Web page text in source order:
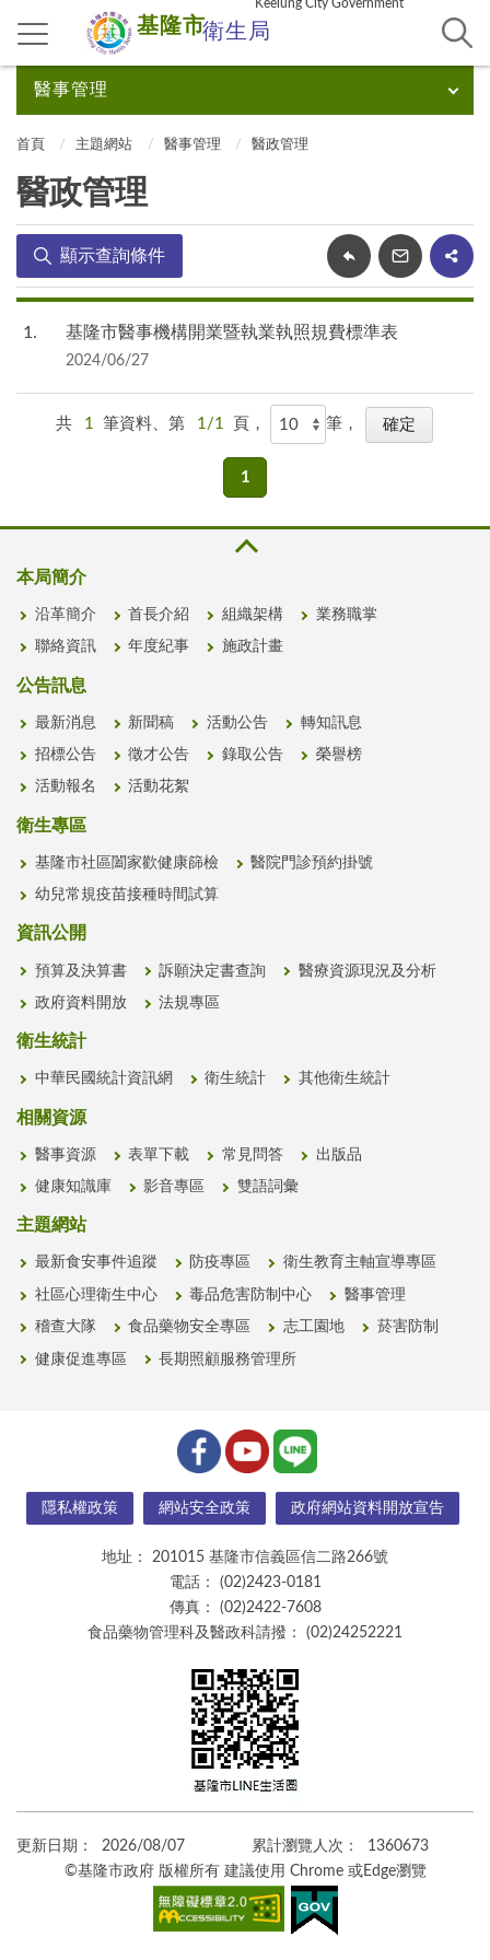
基隆市衛生局
Keelung City Government
醫事管理
首頁 主題網站 醫事管理 醫政管理
醫政管理
顯示查詢條件
1 基隆市醫事機構開業暨執業執照規費標準表
2024/06/27
共 1 筆資料、第 1/1 頁， 筆，
1
本局簡介
沿革簡介 首長介紹 組織架構 業務職掌
聯絡資訊 年度紀事 施政計畫
公告訊息
最新消息 新聞稿 活動公告 轉知訊息
招標公告 徵才公告 錄取公告 榮譽榜
活動報名 活動花絮
衛生專區
基隆市社區闔家歡健康篩檢 醫院門診預約掛號
幼兒常規疫苗接種時間試算
資訊公開
預算及決算書 訴願決定書查詢 醫療資源現況及分析
政府資料開放 法規專區
衛生統計
中華民國統計資訊網 衛生統計 其他衛生統計
相關資源
醫事資源 表單下載 常見問答 出版品
健康知識庫 影音專區 雙語詞彙
主題網站
最新食安事件追蹤 防疫專區 衛生教育主軸宣導專區
社區心理衛生中心 毒品危害防制中心 醫事管理
稽查大隊 食品藥物安全專區 志工園地 菸害防制
健康促進專區 長期照顧服務管理所
隱私權政策 網站安全政策 政府網站資料開放宣告
地址：
201015 基隆市信義區信二路266號
電話：
(02)2423-0181
傳真：
(02)2422-7608
食品藥物管理科及醫政科請撥：
(02)24252221
更新日期： 2026/08/07 累計瀏覽人次：
1360673
©基隆市政府 版權所有 建議使用 Chrome 或Edge瀏覽